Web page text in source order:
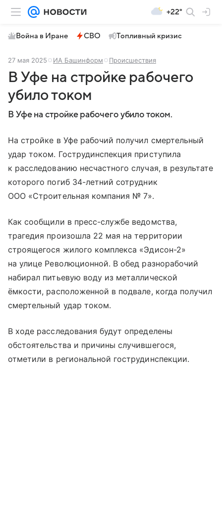
+22°
Война в Иране СВО Топливный кризис
27 мая 2025 ИА Башинформ Происшествия
В Уфе на стройке рабочего
убило током
В Уфе на стройке рабочего убило током.
На стройке в Уфе рабочий получил смертельный
удар током. Гострудинспекция приступила
к расследованию несчастного случая, в результате
которого погиб 34-летний сотрудник
ООО «Строительная компания № 7».
Как сообщили в пресс-службе ведомства,
трагедия произошла 22 мая на территории
строящегося жилого комплекса «Эдисон-2»
на улице Революционной. В обед разнорабочий
набирал питьевую воду из металлической
ёмкости, расположенной в подвале, когда получил
смертельный удар током.
В ходе расследования будут определены
обстоятельства и причины случившегося,
отметили в региональной гострудинспекции.